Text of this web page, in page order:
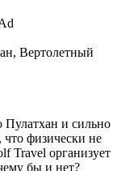
Вертолетный
Пулатхан и сильно
что физически не
Travel организует
бы и нет?